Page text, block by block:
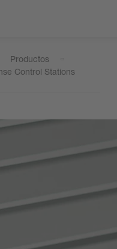
Productos
Control Stations